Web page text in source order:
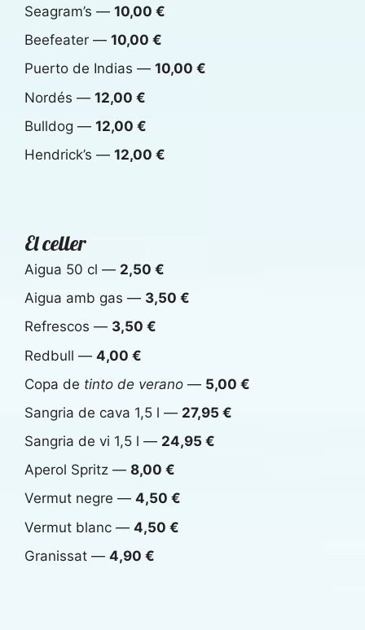
Seagram’s — 10,00 €
Beefeater — 10,00 €
Puerto de Indias — 10,00 €
Nordés — 12,00 €
Bulldog — 12,00 €
Hendrick’s — 12,00 €
El celler
Aigua 50 cl — 2,50 €
Aigua amb gas — 3,50 €
Refrescos — 3,50 €
Redbull — 4,00 €
Copa de tinto de verano — 5,00 €
Sangria de cava 1,5 l — 27,95 €
Sangria de vi 1,5 l — 24,95 €
Aperol Spritz — 8,00 €
Vermut negre — 4,50 €
Vermut blanc — 4,50 €
Granissat — 4,90 €